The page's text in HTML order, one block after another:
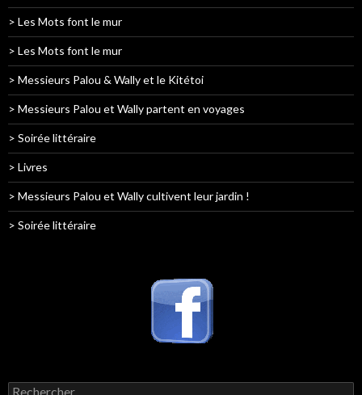
> Les Mots font le mur
> Les Mots font le mur
> Messieurs Palou & Wally et le Kitétoi
> Messieurs Palou et Wally partent en voyages
> Soirée littéraire
> Livres
> Messieurs Palou et Wally cultivent leur jardin !
> Soirée littéraire
Rechercher :